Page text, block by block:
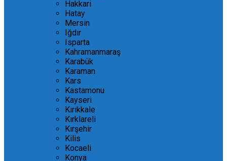
Hakkari
Hatay
Mersin
Iğdır
Isparta
Kahramanmaraş
Karabük
Karaman
Kars
Kastamonu
Kayseri
Kırıkkale
Kırklareli
Kırşehir
Kilis
Kocaeli
Konya